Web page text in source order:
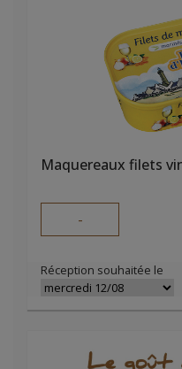
Maquereaux filets
-
Réception souhaitée le